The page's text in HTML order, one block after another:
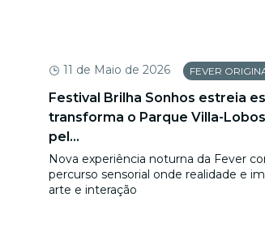
11 de Maio de 2026 FEVER
Festival Brilha Sonhos estreia
transforma o Parque Villa-
pel...
Nova experiência noturna da Fever
percurso sensorial onde realidade e
arte e interação